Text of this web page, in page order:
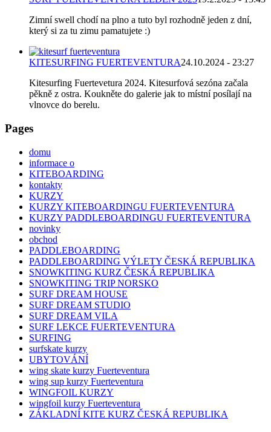
Zimní swell chodí na plno a tuto byl rozhodně jeden z dní,
který si za tu zimu pamatujete :)
KITESURFING FUERTEVENTURA24.10.2024 - 23:27
Kitesurfing Fuertevetura 2024. Kitesurfová sezóna začala
pěkně z ostra. Koukněte do galerie jak to místní posílají na
vlnovce do berelu.
Pages
domu
informace o
KITEBOARDING
kontakty
KURZY
KURZY KITEBOARDINGU FUERTEVENTURA
KURZY PADDLEBOARDINGU FUERTEVENTURA
novinky
obchod
PADDLEBOARDING
PADDLEBOARDING VÝLETY ČESKÁ REPUBLIKA
SNOWKITING KURZ ČESKÁ REPUBLIKA
SNOWKITING TRIP NORSKO
SURF DREAM HOUSE
SURF DREAM STUDIO
SURF DREAM VILA
SURF LEKCE FUERTEVENTURA
SURFING
surfskate kurzy
UBYTOVÁNÍ
wing skate kurzy Fuerteventura
wing sup kurzy Fuerteventura
WINGFOIL KURZY
wingfoil kurzy Fuerteventura
ZÁKLADNÍ KITE KURZ ČESKÁ REPUBLIKA